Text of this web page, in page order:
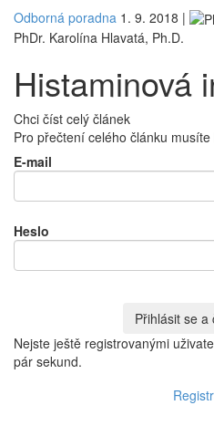
Odborná poradna 1. 9. 2018 |
PhDr. Karolína Hlavatá, Ph.D.
Histaminová
Chci číst celý článek
Pro přečtení celého článku
E-mail
Heslo
Nejste ještě registrovanými
pár sekund.